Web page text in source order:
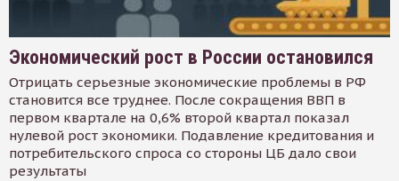
Экономический рост в России остановился
Отрицать серьезные экономические проблемы в РФ
становится все труднее. После сокращения ВВП в
первом квартале на 0,6% второй квартал показал
нулевой рост экономики. Подавление кредитования и
потребительского спроса со стороны ЦБ дало свои
результаты